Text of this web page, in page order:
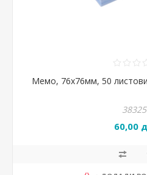
Мемо, 76х76мм, 50
60,00